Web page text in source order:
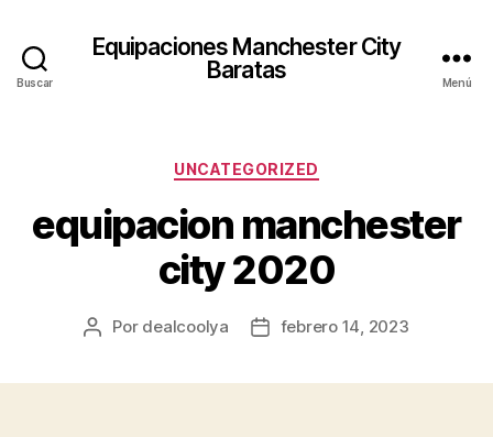
Buscar
Equipaciones Manchester City
Baratas
Menú
Categorías
UNCATEGORIZED
equipacion manchester
city 2020
Autor
Por dealcoolya
Fechafebrero 14, 2023